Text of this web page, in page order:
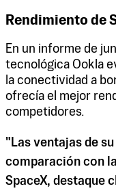
Rendimiento de
En un informe de
tecnológica Ookla
la conectividad a
ofrecía el mejor
competidores.
"Las ventajas de
comparación con
SpaceX, destaque